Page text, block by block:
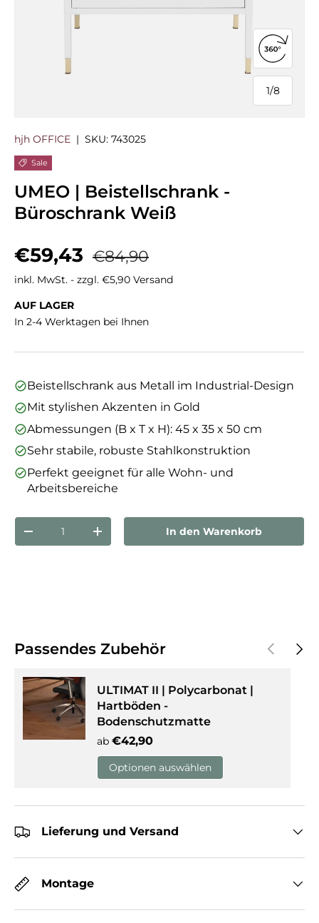
1/
von
8
360°-
hjh OFFICE | SKU: 743025
Sale
UMEO | Beistellschrank -
Büroschrank Weiß
Verkaufspreis
€59,43 Normaler Preis
€84,90
inkl. MwSt. - zzgl. €5,90 Versand
AUF LAGER
In 2-4 Werktagen bei Ihnen
Beistellschrank aus Metall im Industrial-Design
Mit stylishen Akzenten in Gold
Abmessungen (B x T x H): 45 x 35 x 50 cm
Sehr stabile, robuste Stahlkonstruktion
Perfekt geeignet für alle Wohn- und
Arbeitsbereiche
Anzahl
Menge verringernMenge erhöhenIn den Warenkorb
Passendes Zubehör Vorherige
ULTIMAT II | Polycarbonat |
Hartböden -
Bodenschutzmatte
ab Normaler Preis
€42,90
Optionen auswählen
Lieferung und Versand
Montage